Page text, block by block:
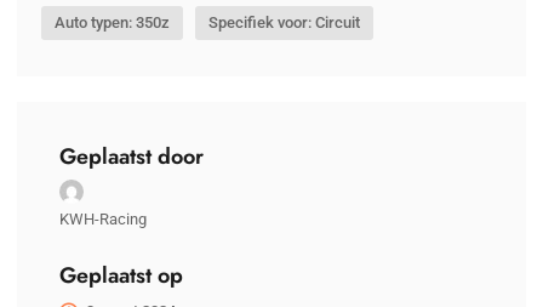
Auto typen: 350z Specifiek voor: Circuit
Geplaatst door
KWH-Racing
Geplaatst op